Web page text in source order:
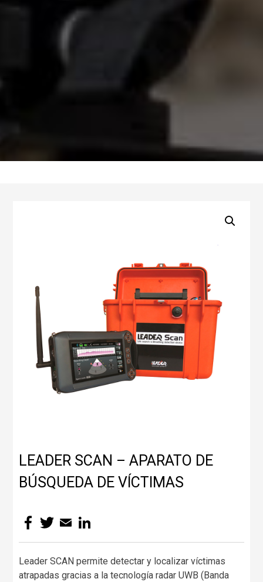
LEADER SCAN – APARATO DE
BÚSQUEDA DE VÍCTIMAS
Facebook
Twitter
Email
Leader SCAN permite detectar y localizar víctimas
atrapadas gracias a la tecnología radar UWB (Banda